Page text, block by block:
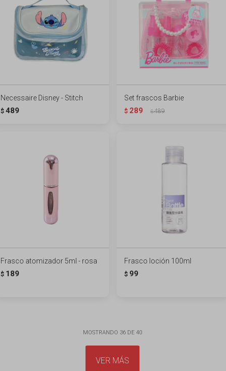
Necessaire Disney - Stitch
$ 489
Set frascos Barbie
$ 289 $489
Frasco atomizador 5ml - rosa
$ 189
Frasco loción 100ml
$ 99
MOSTRANDO 36 DE40
VER MÁS